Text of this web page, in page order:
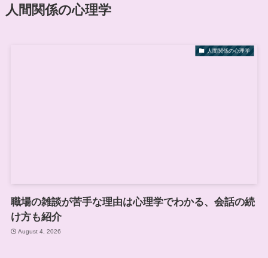
人間関係の心理学
人間関係の心理学
職場の雑談が苦手な理由は心理学でわかる、会話の続
け方も紹介
August 4, 2026